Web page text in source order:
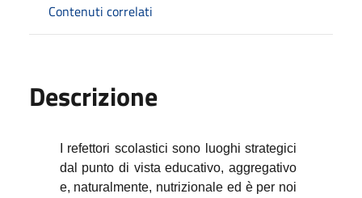
Contenuti correlati
Descrizione
I refettori scolastici sono luoghi strategici
dal punto di vista educativo, aggregativo
e, naturalmente, nutrizionale ed è per noi